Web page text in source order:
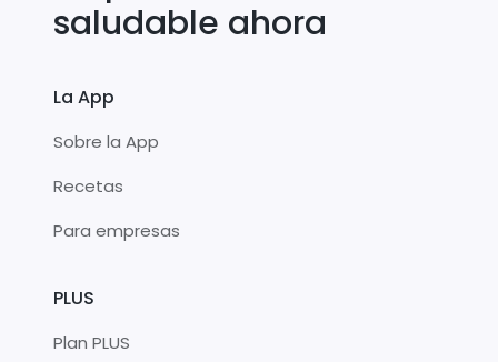
saludable ahora
La App
Sobre la App
Recetas
Para empresas
PLUS
Plan PLUS